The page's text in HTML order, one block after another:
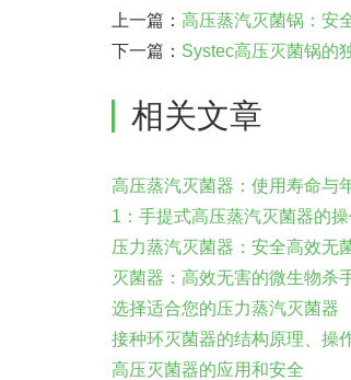
上一篇： 高压蒸汽灭菌锅：安
下一篇： Systec高压灭菌锅的
相关文章
高压蒸汽灭菌器：使用寿命与
1：手提式高压蒸汽灭菌器的
压力蒸汽灭菌器：安全高效无
灭菌器：高效无害的微生物杀
选择适合您的压力蒸汽灭菌器
接种环灭菌器的结构原理、操
高压灭菌器的应用和安全